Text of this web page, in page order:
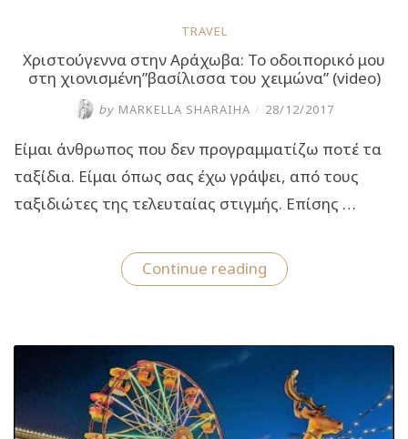
TRAVEL
Χριστούγεννα στην Αράχωβα: Το οδοιπορικό μου
στη χιονισμένη”βασίλισσα του χειμώνα” (video)
by MARKELLA SHARAIHA / 28/12/2017
Είμαι άνθρωπος που δεν προγραμματίζω ποτέ τα
ταξίδια. Είμαι όπως σας έχω γράψει, από τους
ταξιδιώτες της τελευταίας στιγμής. Επίσης …
Continue reading“Χριστούγεννα
στην
μου
του
χειμώνα”
(video)”